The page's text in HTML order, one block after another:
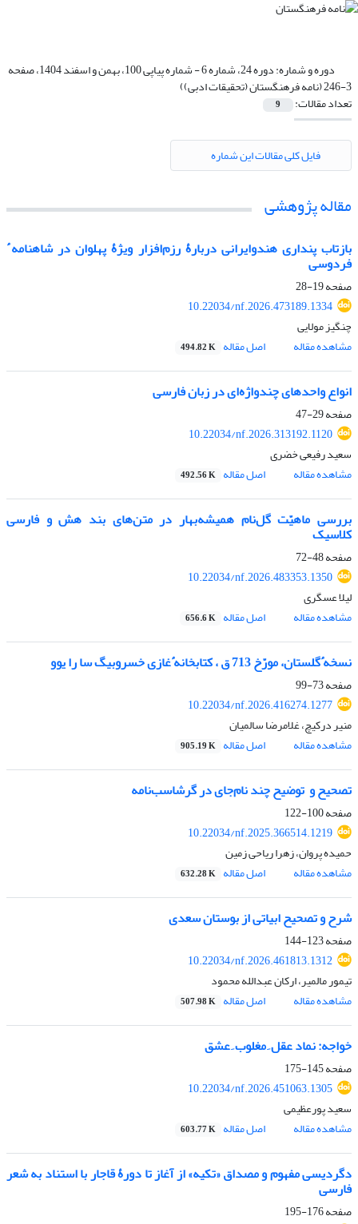
دوره و شماره: دوره 24، شماره 6 - شماره پیاپی 100، بهمن و اسفند 1404، صفحه
3-246 (نامه فرهنگستان (تحقیقات ادبی))
تعداد مقالات: 9
فایل کلی مقالات این شماره
مقاله پژوهشی
بازتاب پنداری هندوایرانی دربارۀ رزم‌افزار ویژۀ پهلوان در شاهنامهٔ
فردوسی
صفحه19-28
10.22034/nf.2026.473189.1334
چنگیز مولایی
مشاهده مقاله
اصل مقاله 494.82 K
انواع واحدهای چندواژه‌ای در زبان فارسی
صفحه29-47
10.22034/nf.2026.313192.1120
سعید رفیعی خضری
مشاهده مقاله
اصل مقاله 492.56 K
بررسی ماهیّت گل‌نام همیشه‌بهار در متن‌های بند هش و فارسی
کلاسیک
صفحه48-72
10.22034/nf.2026.483353.1350
لیلا عسگری
مشاهده مقاله
اصل مقاله 656.6 K
نسخهٔگلستان، مورّخ 713 ق ، کتابخانه ٔغازی خسروبیگ سا را یوو
صفحه73-99
10.22034/nf.2026.416274.1277
منیر درکیچ، غلامرضا سالمیان
مشاهده مقاله
اصل مقاله 905.19 K
تصحیح و ‌ توضیح چند نام‌جای در گرشاسب‌نامه
صفحه100-122
10.22034/nf.2025.366514.1219
حمیده پروان، زهرا ریاحی زمین
مشاهده مقاله
اصل مقاله 632.28 K
شرح و تصحیح ابیاتی از بوستان سعدی
صفحه123-144
10.22034/nf.2026.461813.1312
تیمور مالمیر، ارکان عبدالله محمود
مشاهده مقاله
اصل مقاله 507.98 K
خواجه: نماد عقل ِ مغلوب ِ عشق
صفحه145-175
10.22034/nf.2026.451063.1305
سعید پورعظیمی
مشاهده مقاله
اصل مقاله 603.77 K
دگردیسی مفهوم و مصداق «تکیه» از آغاز تا دورۀ قاجار با استناد به شعر
فارسی
صفحه176-195